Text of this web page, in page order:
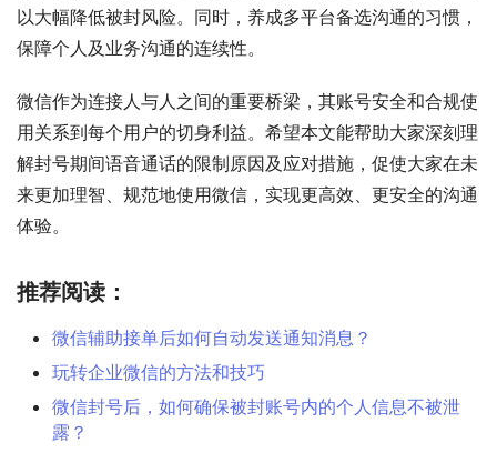
以大幅降低被封风险。同时，养成多平台备选沟通的习惯，
保障个人及业务沟通的连续性。
微信作为连接人与人之间的重要桥梁，其账号安全和合规使
用关系到每个用户的切身利益。希望本文能帮助大家深刻理
解封号期间语音通话的限制原因及应对措施，促使大家在未
来更加理智、规范地使用微信，实现更高效、更安全的沟通
体验。
推荐阅读：
微信辅助接单后如何自动发送通知消息？
玩转企业微信的方法和技巧
微信封号后，如何确保被封账号内的个人信息不被泄
露？